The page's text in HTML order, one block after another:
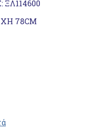
78CM